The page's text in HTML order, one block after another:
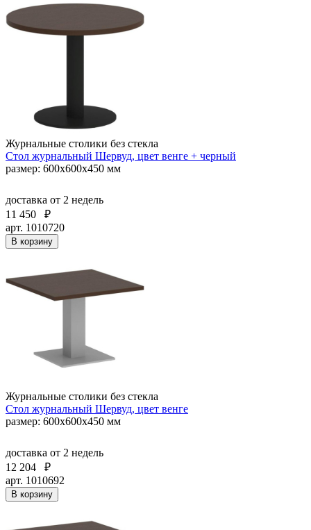
Журнальные столики без стекла
Стол журнальный Шервуд, цвет венге + черный
размер: 600х600х450 мм
доставка от 2 недель
11 450
₽
арт. 1010720
В корзину
Журнальные столики без стекла
Стол журнальный Шервуд, цвет венге
размер: 600х600х450 мм
доставка от 2 недель
12 204
₽
арт. 1010692
В корзину